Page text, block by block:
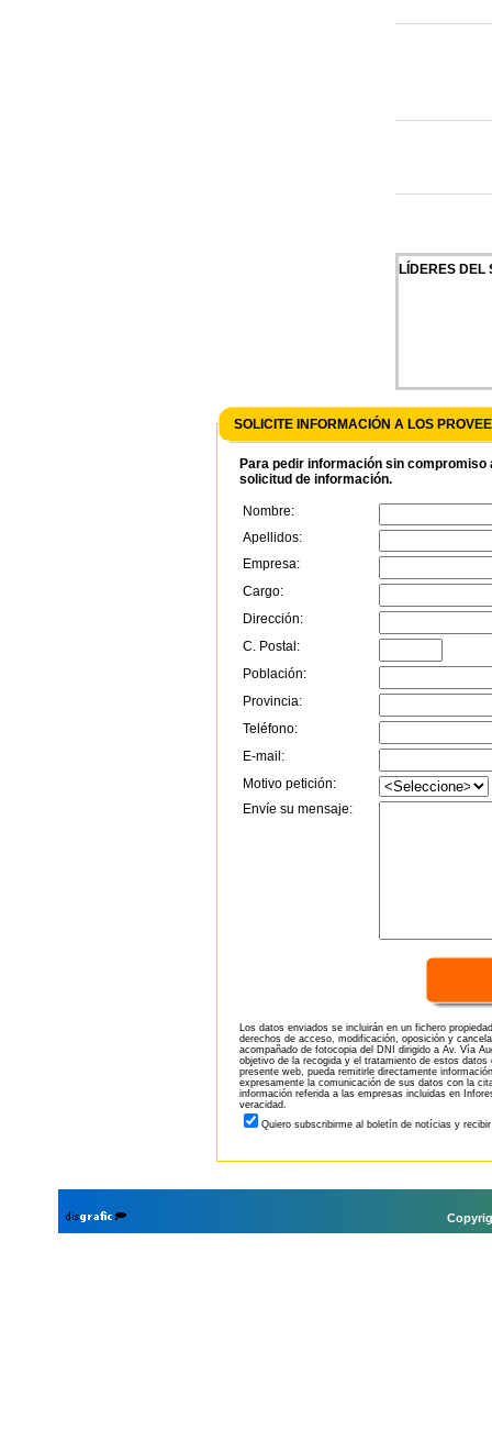
LÍDERES DEL
SOLICITE INFORMACIÓN A LOS
Para pedir información sin
solicitud de información.
Nombre:
Apellidos:
Empresa:
Cargo:
Dirección:
C. Postal:
Población:
Provincia:
Teléfono:
E-mail:
Motivo petición:
Envíe su mensaje:
Los datos enviados se incluirán en un fichero
derechos de acceso, modificación, oposición y
acompañado de fotocopia del DNI dirigido a Av. Vía
objetivo de la recogida y el tratamiento de estos
presente web, pueda remitirle directamente
expresamente la comunicación de sus datos con la
información referida a las empresas incluidas en
veracidad.
Quiero subscribirme al boletín de notícias y